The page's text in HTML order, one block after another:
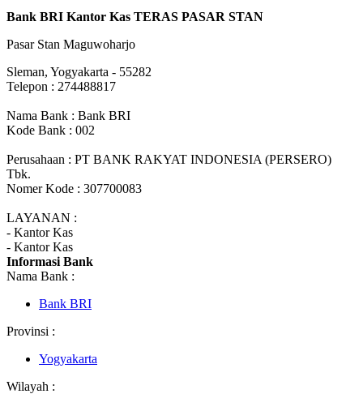
Bank BRI Kantor Kas TERAS PASAR STAN
Pasar Stan Maguwoharjo
Sleman, Yogyakarta - 55282
Telepon : 274488817
Nama Bank : Bank BRI
Kode Bank : 002
Perusahaan : PT BANK RAKYAT INDONESIA (PERSERO)
Tbk.
Nomer Kode : 307700083
LAYANAN :
- Kantor Kas
- Kantor Kas
Informasi Bank
Nama Bank :
Bank BRI
Provinsi :
Yogyakarta
Wilayah :